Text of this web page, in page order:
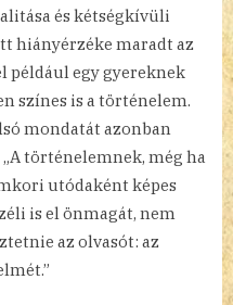
és kétségkívüli
hiányérzéke maradt az
például egy gyereknek
színes is a történelem.
mondatát azonban
történelemnek, még ha
utódaként képes
is el önmagát, nem
az olvasót: az